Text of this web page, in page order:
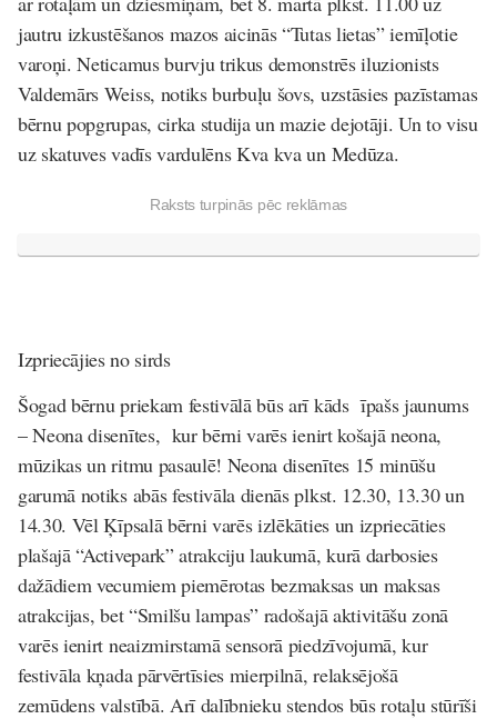
jautru izkustēšanos mazos aicinās “Tutas lietas” iemīļotie
varoņi. Neticamus burvju trikus demonstrēs iluzionists
Valdemārs Weiss, notiks burbuļu šovs, uzstāsies pazīstamas
bērnu popgrupas, cirka studija un mazie dejotāji. Un to visu
uz skatuves vadīs vardulēns Kva kva un Medūza.
Raksts turpinās pēc reklāmas
Izpriecājies no sirds
Šogad bērnu priekam festivālā būs arī kāds īpašs jaunums
– Neona disenītes, kur bērni varēs ienirt košajā neona,
mūzikas un ritmu pasaulē! Neona disenītes 15 minūšu
garumā notiks abās festivāla dienās plkst. 12.30, 13.30 un
14.30. Vēl Ķīpsalā bērni varēs izlēkāties un izpriecāties
plašajā “Activepark” atrakciju laukumā, kurā darbosies
dažādiem vecumiem piemērotas bezmaksas un maksas
atrakcijas, bet “Smilšu lampas” radošajā aktivitāšu zonā
varēs ienirt neaizmirstamā sensorā piedzīvojumā, kur
festivāla kņada pārvērtīsies mierpilnā, relaksējošā
zemūdens valstībā. Arī dalībnieku stendos būs rotaļu stūrīši